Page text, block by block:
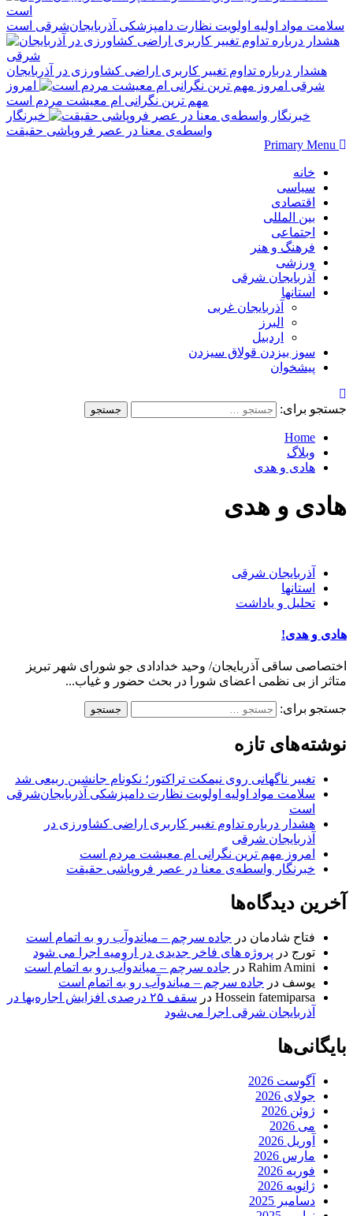
سلامت مواد اولیه اولویت نظارت دامپزشکی آذربایجان‌شرقی است
هشدار درباره تداوم تغییر کاربری اراضی کشاورزی در آذربایجان
شرقی
امروز
مهم‌ ترین نگرانی‌ ام معیشت مردم است
خبرنگار
واسطه‌ی معنا در عصر فروپاشی حقیقت
Primary Menu
خانه
سیاسی
اقتصادی
بین المللی
اجتماعی
فرهنگ و هنر
ورزشی
آذربایجان شرقی
استانها
آذربایجان غربی
البرز
اردبیل
سوز بیزدن قولاق سیزدن
پیشخوان
جستجو برای:
Home
وبلاگ
هادی و هدی
هادی و هدی
آذربایجان شرقی
استانها
تحلیل و یاداشت
هادی و هدی!
اختصاصی ساقی آذربایجان/ وحید خدادادی جو شورای شهر تبریز
متاثر از بی نظمی اعضای شورا در بحث حضور و غیاب...
جستجو برای:
نوشته‌های تازه
تغییر ناگهانی روی نیمکت تراکتور؛ نکونام جانشین ربیعی شد
سلامت مواد اولیه اولویت نظارت دامپزشکی آذربایجان‌شرقی
است
هشدار درباره تداوم تغییر کاربری اراضی کشاورزی در
آذربایجان شرقی
امروز مهم‌ ترین نگرانی‌ ام معیشت مردم است
خبرنگار واسطه‌ی معنا در عصر فروپاشی حقیقت
آخرین دیدگاه‌ها
فتاح شادمان در جاده سرچم – میاندوآب رو به اتمام است
تورج در پروژه های فاخر جدیدی در ارومیه اجرا می شود
Rahim Amini در جاده سرچم – میاندوآب رو به اتمام است
یوسف در جاده سرچم – میاندوآب رو به اتمام است
Hossein fatemiparsa در
سقف ۲۵ درصدی افزایش اجاره‌بها در
آذربایجان شرقی اجرا می‌شود
بایگانی‌ها
آگوست 2026
جولای 2026
ژوئن 2026
می 2026
آوریل 2026
مارس 2026
فوریه 2026
ژانویه 2026
دسامبر 2025